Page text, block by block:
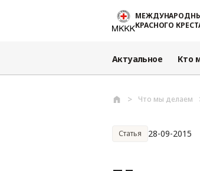
Перейти к основному содержанию
КРАСНОГО
Актуальное Кто
Что мы делаем
Статья 28-09-2015